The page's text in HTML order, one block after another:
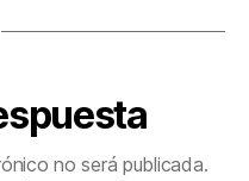
no será publicada.